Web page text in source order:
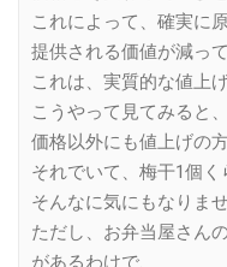
これによって、確実に
提供される価値が減って
これは、実質的な値上げ
こうやって見てみると、
価格以外にも値上げの
それでいて、梅干1個く
そんなに気にもなりま
ただし、お弁当屋さん
があるわけで、